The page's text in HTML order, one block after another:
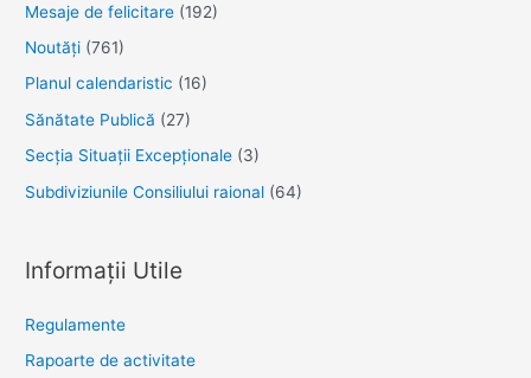
Mesaje de felicitare (192)
Noutăţi (761)
Planul calendaristic (16)
Sănătate Publică (27)
Secția Situații Excepționale (3)
Subdiviziunile Consiliului raional (64)
Informații Utile
Regulamente
Rapoarte de activitate